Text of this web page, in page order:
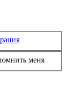
меня